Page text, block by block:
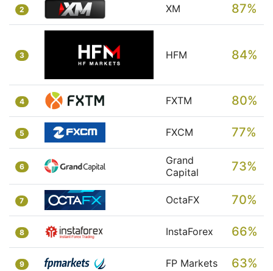
2 XM 87%
3 HFM 84%
4 FXTM 80%
5 FXCM 77%
6
Grand
Capital
73%
7 OctaFX 70%
8 InstaForex 66%
9 FP Markets 63%